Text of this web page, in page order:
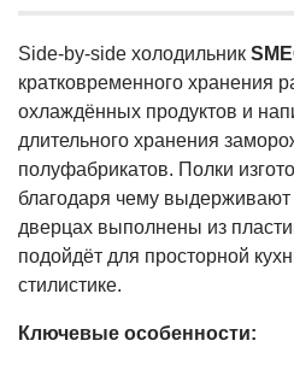
Side-by-side холодильник
кратковременного хранения
охлаждённых продуктов и
длительного хранения
полуфабрикатов. Полки
благодаря чему
дверцах выполнены из
подойдёт для просторной
стилистике.
Ключевые особенности: